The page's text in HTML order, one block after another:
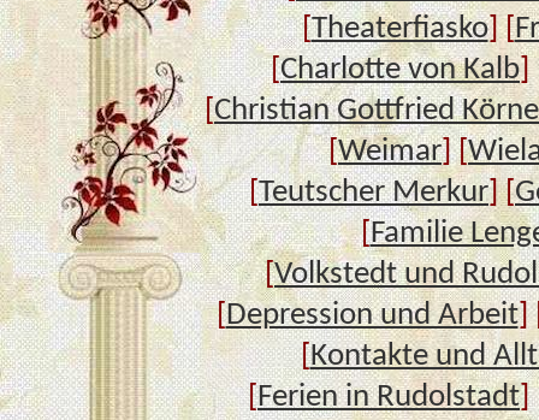
[Theaterfiasko] [
[Charlotte von Kalb]
[Christian Gottfried
[Weimar] [
[Teutscher Merkur] [
[Familie
[Volkstedt und
[Depression und Arbeit]
[Kontakte und
[Ferien in Rudolstadt]